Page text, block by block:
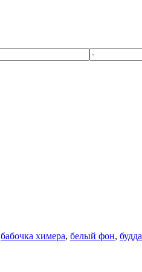
бабочка химера, белый фон, будда